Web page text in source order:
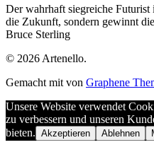
Der wahrhaft siegreiche
die Zukunft, sondern gewinnt
Bruce Sterling
© 2026 Artenello.
Gemacht mitvon Graphene
Unsere Website verwendet
zu verbessern und unseren
bieten. Akzeptieren Ablehnen